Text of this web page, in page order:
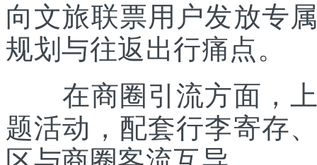
向文旅联票用户发放专
规划与往返出行痛点。
在商圈引流方面，上
题活动，配套行李寄存